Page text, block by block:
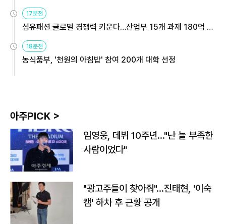
용해야
17분전
섬유패션 글로벌 경쟁력 키운다…산업부 15개 과제 180억 지
원
18분전
농식품부, '천원의 아침밥' 참여 200개 대학 선정
아주PICK >
임영웅, 데뷔 10주년…"난 늘 부족한
사람이었다"
"광고주들이 찾아줘"…진태현, '이숙
캠' 하차 후 근황 공개